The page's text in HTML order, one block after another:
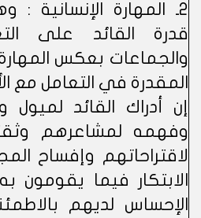
2ـ المهارة الإنسانية
قدرة القائد على
والجماعات بعكس
المقدرة في التعامل مع
إن أدراك القائد
وفهمه لمشاعرهم
لاقتراحاتهم وإفساح
الابتكار فيما يقومون
الإحساس لديهم